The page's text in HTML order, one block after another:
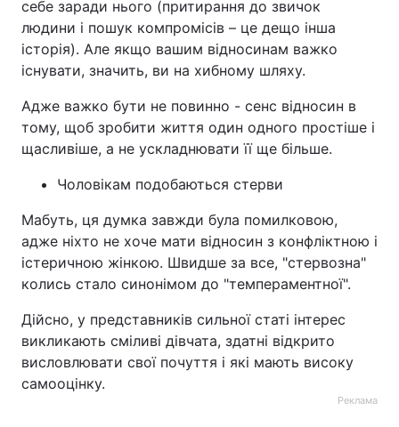
себе заради нього (притирання до звичок
людини і пошук компромісів – це дещо інша
історія). Але якщо вашим відносинам важко
існувати, значить, ви на хибному шляху.
Адже важко бути не повинно - сенс відносин в
тому, щоб зробити життя один одного простіше і
щасливіше, а не ускладнювати її ще більше.
Чоловікам подобаються стерви
Мабуть, ця думка завжди була помилковою,
адже ніхто не хоче мати відносин з конфліктною і
істеричною жінкою. Швидше за все, "стервозна"
колись стало синонімом до "темпераментної".
Дійсно, у представників сильної статі інтерес
викликають сміливі дівчата, здатні відкрито
висловлювати свої почуття і які мають високу
самооцінку.
Реклама